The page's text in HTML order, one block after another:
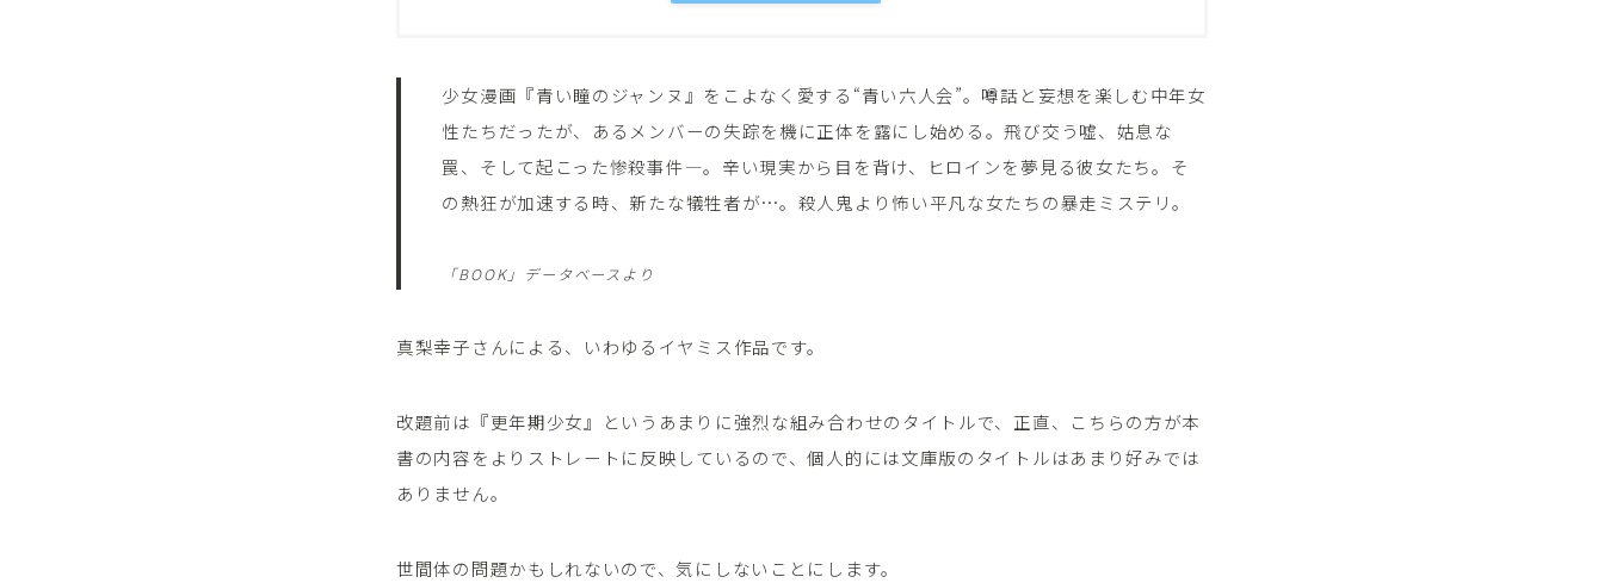
少女漫画『青い瞳のジャンヌ』をこよなく愛する“青い六人会”。噂話と妄想を楽しむ中年女
性たちだったが、あるメンバーの失踪を機に正体を露にし始める。飛び交う嘘、姑息な
罠、そして起こった惨殺事件―。辛い現実から目を背け、ヒロインを夢見る彼女たち。そ
の熱狂が加速する時、新たな犠牲者が…。殺人鬼より怖い平凡な女たちの暴走ミステリ。
「BOOK」データベースより
真梨幸子さんによる、いわゆるイヤミス作品です。
改題前は『更年期少女』というあまりに強烈な組み合わせのタイトルで、正直、こちらの方が本
書の内容をよりストレートに反映しているので、個人的には文庫版のタイトルはあまり好みでは
ありません。
世間体の問題かもしれないので、気にしないことにします。